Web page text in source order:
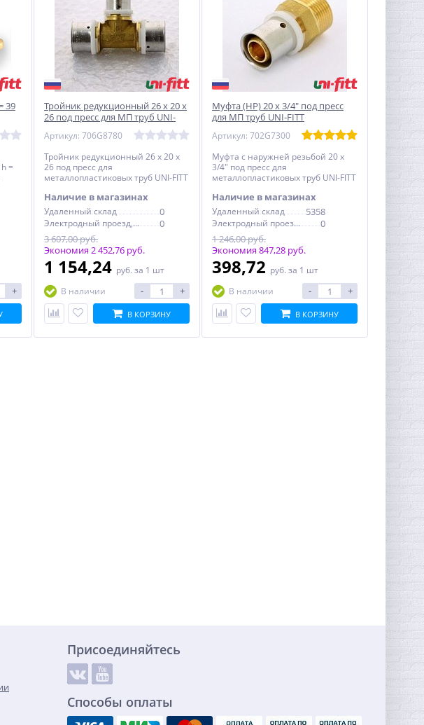
39
=
+
Тройник редукционный 26 x 20 x
26 под пресс для МП труб UNI-
Артикул: 706G8780
Тройник редукционный 26 x 20 x
26 под пресс для
металлопластиковых труб UNI-FITT
Наличие в магазинах
Удаленный склад 0
Электродный проезд, 6с1
0
3 607,00 руб.
Экономия 2 452,76 руб.
1 154,24 руб. за 1 шт
В наличии
- +
В КОРЗИНУ
Муфта (НР) 20 x 3/4" под пресс
для МП труб UNI-FITT
Артикул: 702G7300
Муфта с наружней резьбой 20 x
3/4" под пресс для
металлопластиковых труб UNI-FITT
Наличие в магазинах
Удаленный склад 5358
Электродный проезд, 6с1
0
1 246,00 руб.
Экономия 847,28 руб.
398,72 руб. за 1 шт
В наличии
- +
В КОРЗИНУ
Присоединяйтесь
Способы оплаты